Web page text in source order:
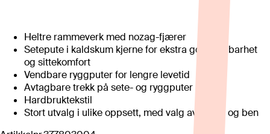
Heltre rammeverk med nozag-fjærer
Setepute i kaldskum kjerne for ekstra god holdbarhet
og sittekomfort
Vendbare ryggputer for lengre levetid
Avtagbare trekk på sete- og ryggputer
Hardbruktekstil
Stort utvalg i ulike oppsett, med valg av tekstil og ben